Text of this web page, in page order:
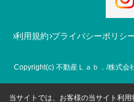
利用規約 プライバシーポリシ
Copyright(c) 不動産Ｌａｂ．/株式会
当サイトでは、お客様の当サイト利